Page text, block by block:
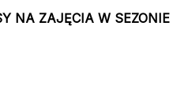
NA ZAJĘCIA W SEZONIE